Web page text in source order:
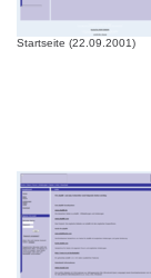
Startseite (22.09.2001)